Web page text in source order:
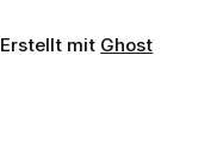
Erstellt mit Ghost